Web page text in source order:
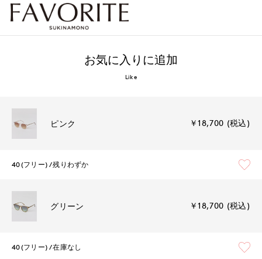
お気に入りに追加
Like
ピンク ￥18,700 (税込)
40(フリー) 残りわずか
グリーン ￥18,700 (税込)
40(フリー) 在庫なし